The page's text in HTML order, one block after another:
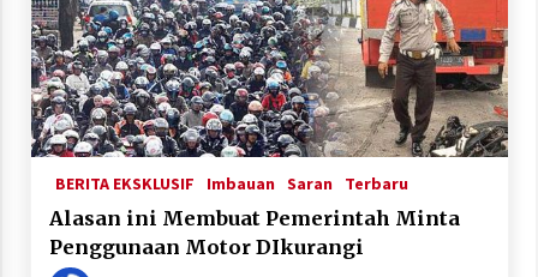
BERITA EKSKLUSIF Imbauan Saran Terbaru
Alasan ini Membuat Pemerintah Minta
Penggunaan Motor DIkurangi